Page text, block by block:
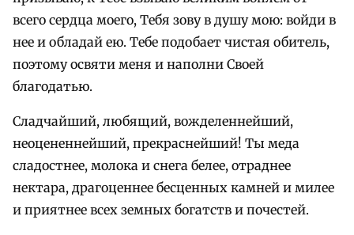
всего сердца моего, Тебя зову в душу мою: войди в
нее и обладай ею. Тебе подобает чистая обитель,
поэтому освяти меня и наполни Своей
благодатью.
Сладчайший, любящий, вожделеннейший,
неоцененнейший, прекраснейший! Ты меда
сладостнее, молока и снега белее, отраднее
нектара, драгоценнее бесценных камней и милее
и приятнее всех земных богатств и почестей.